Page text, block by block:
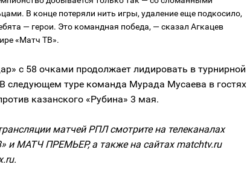
В конце потеряли нить игры, удаление еще подкосило,
— герои. Это командная победа, — сказал Агкацев
«Матч ТВ».
с 58 очками продолжает лидировать в турнирной
следующем туре команда Мурада Мусаева в гостях
казанского «Рубина» 3 мая.
матчей РПЛ смотрите на телеканалах
и МАТЧ ПРЕМЬЕР, а также на сайтах matchtv.ru